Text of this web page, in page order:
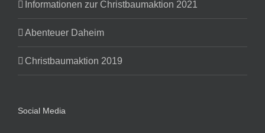
Informationen zur Christbaumaktion 2021
Abenteuer Daheim
Christbaumaktion 2019
Social Media